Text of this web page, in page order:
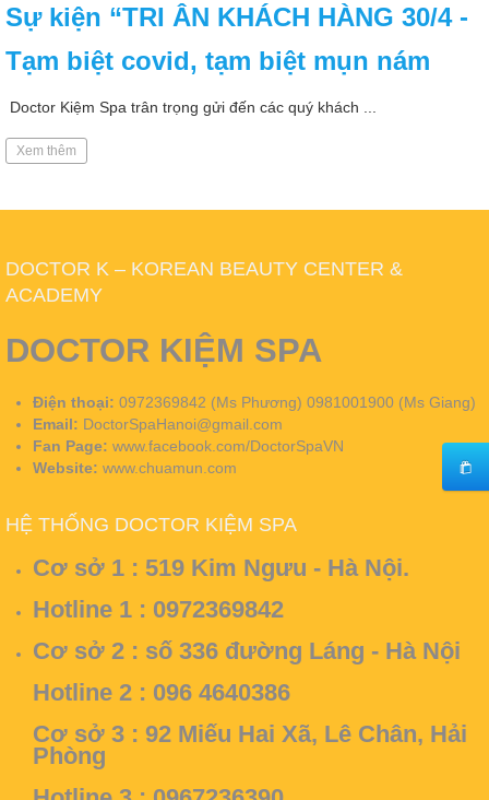
Sự kiện “TRI ÂN KHÁCH HÀNG 30/4 -
Tạm biệt covid, tạm biệt mụn nám
Doctor Kiệm Spa trân trọng gửi đến các quý khách ...
Xem thêm
DOCTOR K – KOREAN BEAUTY CENTER &
ACADEMY
DOCTOR KIỆM SPA
Điện thoại: 0972369842 (Ms Phương) 0981001900 (Ms Giang)
Email: DoctorSpaHanoi@gmail.com
Fan Page: www.facebook.com/DoctorSpaVN
Website: www.chuamun.com
HỆ THỐNG DOCTOR KIỆM SPA
Cơ sở 1 : 519 Kim Ngưu - Hà Nội.
Hotline 1 : 0972369842
Cơ sở 2 : số 336 đường Láng - Hà Nội
Hotline 2 : 096 4640386
Cơ sở 3 : 92 Miếu Hai Xã, Lê Chân, Hải
Phòng